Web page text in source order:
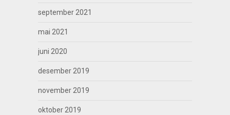
september 2021
mai 2021
juni 2020
desember 2019
november 2019
oktober 2019